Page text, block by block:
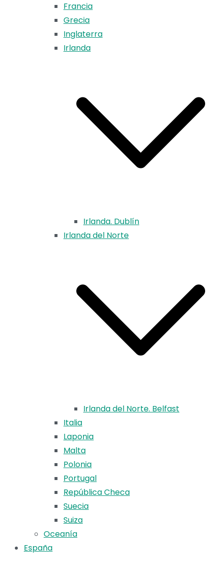
Francia
Grecia
Inglaterra
Irlanda
Irlanda. Dublín
Irlanda del Norte
Irlanda del Norte. Belfast
Italia
Laponia
Malta
Polonia
Portugal
República Checa
Suecia
Suiza
Oceanía
España